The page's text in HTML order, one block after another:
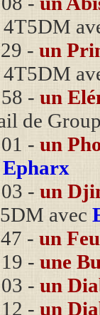
4T5DM
- un
4T5DM
- un
de
- un
Epharx
- un
avec
- un
- une
- un
- un